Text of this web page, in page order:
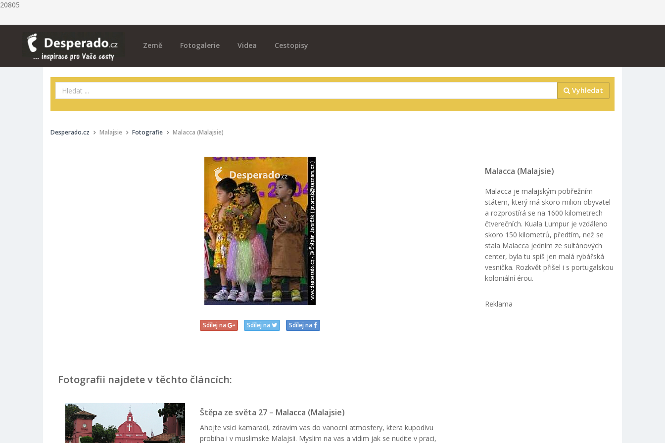
20805
Země Fotogalerie Videa Cestopisy
Vyhledat
Desperado.cz Malajsie Fotografie Malacca (Malajsie)
Sdílej na Sdílej na Sdílej na
Fotografii najdete v těchto článcích:
Štěpa ze světa 27 – Malacca (Malajsie)
Ahojte vsici kamaradi, zdravim vas do vanocni atmosfery, ktera kupodivu
probiha i v muslimske Malajsii. Myslim na vas a vidim jak se nudite v praci,
Malacca (Malajsie)
Malacca je malajským pobřežním
státem, který má skoro milion obyvatel
a rozprostírá se na 1600 kilometrech
čtverečních. Kuala Lumpur je vzdáleno
skoro 150 kilometrů, předtím, než se
stala Malacca jedním ze sultánových
center, byla tu spíš jen malá rybářská
vesnička. Rozkvět přišel i s portugalskou
koloniální érou.
Reklama